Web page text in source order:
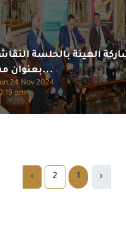
الهيئة بالحلسة
بعنوان مس...
Nov 2024
pm
‹
1
2
›